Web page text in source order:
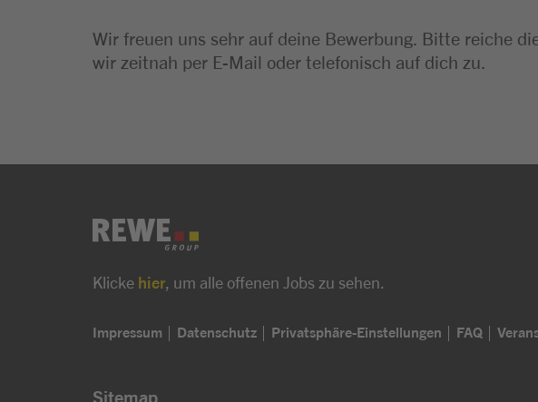
Wir freuen uns sehr auf deine Bewerbung. Bitte reiche
wir zeitnah per E-Mail oder telefonisch auf dich zu.
Klicke hier , um alle offenen Jobs zu sehen.
Impressum Datenschutz Privatsphäre-Einstellungen FAQ
Sitemap